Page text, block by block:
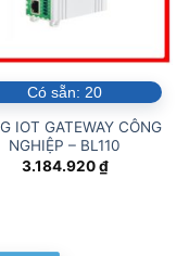
Có sẵn: 20
IOT GATEWAY CÔNG
NGHIỆP – BL110
3.184.920₫